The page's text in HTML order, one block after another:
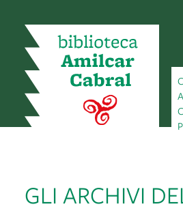
GLI ARCHIVI